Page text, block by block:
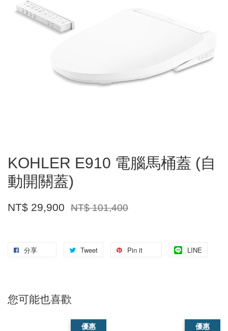
KOHLER E910 電腦馬桶蓋 (自
動開關蓋)
NT$ 29,900 NT$ 101,400
分享 Tweet Pin it LINE
您可能也喜歡
優惠 優惠